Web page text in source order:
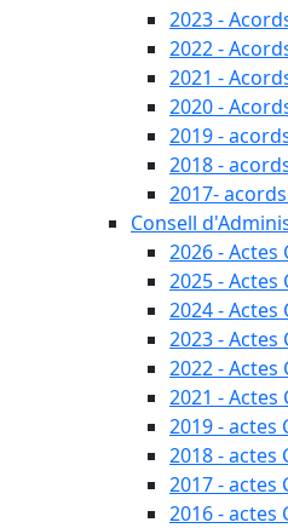
2023 -
2022 -
2021 -
2020 -
2019 -
2018 -
2017-
Consell
2026 -
2025 -
2024 -
2023 -
2022 -
2021 -
2019 - actes
2018 - actes
2017 - actes
2016 - actes